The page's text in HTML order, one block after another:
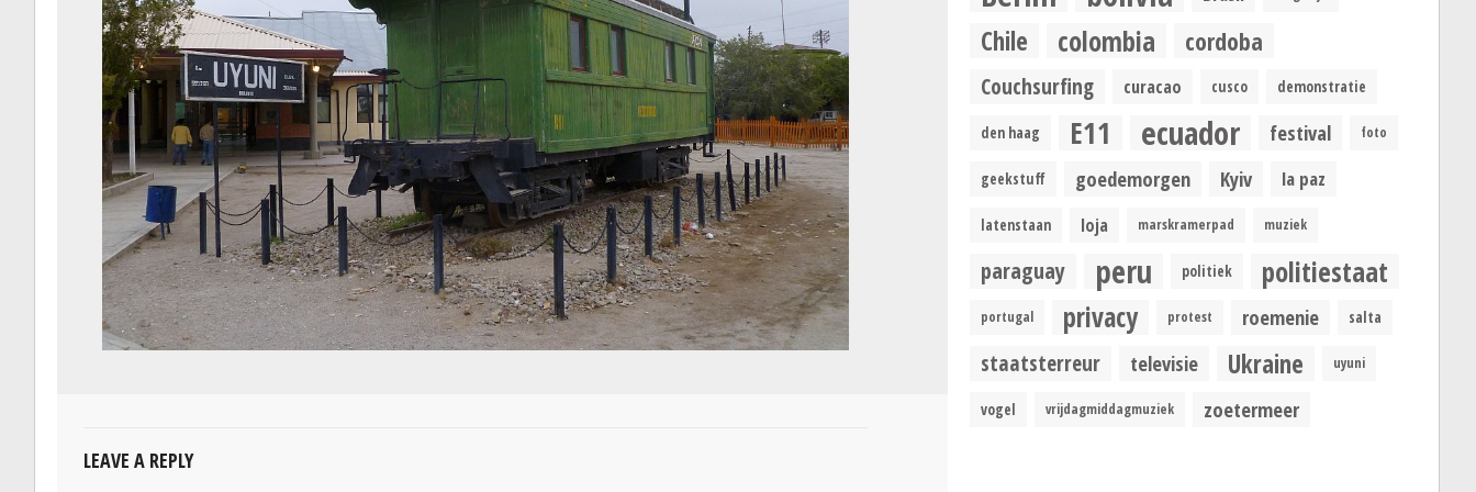
LEAVE A REPLY
Chile colombia cordoba
Couchsurfing curacao cusco demonstratie
den haag E11 ecuador festival foto
geekstuff goedemorgen Kyiv la paz
latenstaan loja marskramerpad muziek
paraguay peru politiek politiestaat
portugal privacy protest roemenie salta
staatsterreur televisie Ukraine uyuni
vogel vrijdagmiddagmuziek zoetermeer